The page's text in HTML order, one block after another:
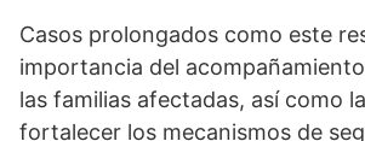
Casos prolongados como este
importancia del
las familias afectadas, así como
fortalecer los mecanismos de